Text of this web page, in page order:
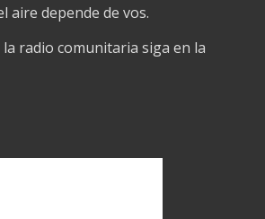
aire depende de vos.
radio comunitaria siga en la